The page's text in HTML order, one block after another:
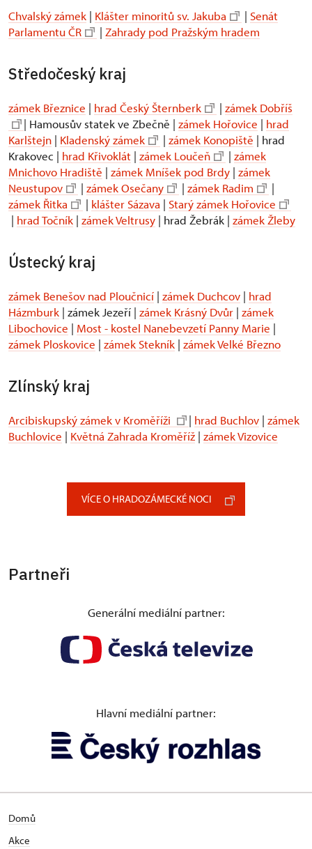
Chvalský zámek | Klášter minoritů sv. Jakuba | Senát
Parlamentu ČR
| Zahrady pod Pražským hradem
Středočeský kraj
zámek Březnice | hrad Český Šternberk | zámek Dobříš
| Hamousův statek ve Zbečně | zámek Hořovice | hrad
Karlštejn | Kladenský zámek | zámek Konopiště | hrad
Krakovec | hrad Křivoklát | zámek Loučeň | zámek
Mnichovo Hradiště | zámek Mníšek pod Brdy | zámek
Neustupov
| zámek Osečany | zámek Radim
|
zámek Řitka
| klášter Sázava | Starý zámek Hořovice
| hrad Točník | zámek Veltrusy | hrad Žebrák | zámek Žleby
Ústecký kraj
zámek Benešov nad Ploučnicí | zámek Duchcov | hrad
Házmburk | zámek Jezeří | zámek Krásný Dvůr | zámek
Libochovice | Most - kostel Nanebevzetí Panny Marie |
zámek Ploskovice | zámek Stekník | zámek Velké Březno
Zlínský kraj
Arcibiskupský zámek v Kroměříži | hrad Buchlov | zámek
Buchlovice | Květná Zahrada Kroměříž | zámek Vizovice
VÍCE O HRADOZÁMECKÉ NOCI
Partneři
Generální mediální partner:
Hlavní mediální partner:
Domů
Akce